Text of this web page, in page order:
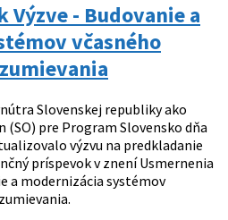
Výzve - Budovanie a
včasného
Slovenskej republiky ako
pre Program Slovensko dňa
výzvu na predkladanie
príspevok v znení Usmernenia
a modernizácia systémov